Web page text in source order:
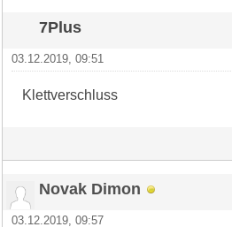
7Plus
03.12.2019, 09:51
Klettverschluss
Novak Dimon
03.12.2019, 09:57